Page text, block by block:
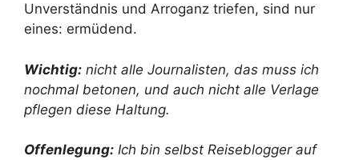
Unverständnis und Arroganz triefen, sind nur
eines: ermüdend.
Wichtig: nicht alle Journalisten, das muss ich
nochmal betonen, und auch nicht alle Verlage
pflegen diese Haltung.
Offenlegung: Ich bin selbst Reiseblogger auf